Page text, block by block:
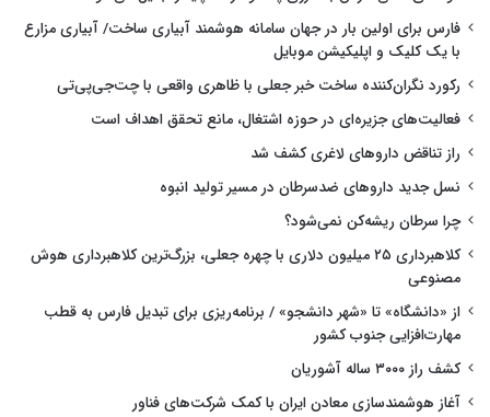
فارس برای اولین بار در جهان سامانه هوشمند آبیاری ساخت/ آبیاری مزارع
با یک کلیک و اپلیکیشن موبایل
رکورد نگران‌کننده ساخت خبر جعلی با ظاهری واقعی با چت‌جی‌پی‌تی
فعالیت‌های جزیره‌ای در حوزه اشتغال، مانع تحقق اهداف است
راز تناقض داروهای لاغری کشف شد
نسل جدید داروهای ضدسرطان در مسیر تولید انبوه
چرا سرطان ریشه‌کن نمی‌شود؟
کلاهبرداری ۲۵ میلیون دلاری با چهره جعلی، بزرگ‌ترین کلاهبرداری هوش
مصنوعی
از «دانشگاه» تا «شهر دانشجو» / برنامه‌ریزی برای تبدیل فارس به قطب
مهارت‌افزایی جنوب کشور
کشف راز ۳۰۰۰ ساله آشوریان
آغاز هوشمندسازی معادن ایران با کمک شرکت‌های فناور